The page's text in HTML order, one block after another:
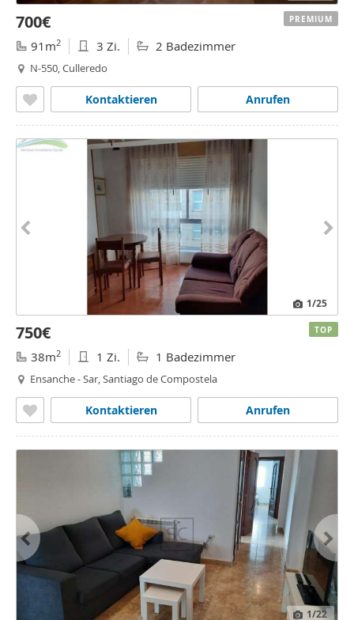
700€
91m2 3 Zi. 2 Badezimmer
N-550, Culleredo
Anrufen
Kontaktieren
PREMIUM
1/25
750€
38m2 1 Zi. 1 Badezimmer
Ensanche - Sar, Santiago de Compostela
Anrufen
Kontaktieren
TOP
1/22